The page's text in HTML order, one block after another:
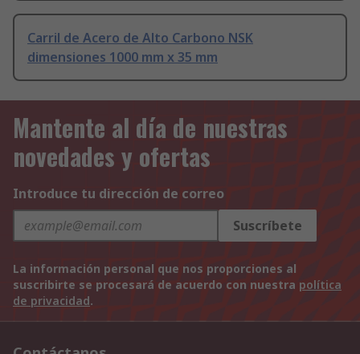
Carril de Acero de Alto Carbono NSK
dimensiones 1000 mm x 35 mm
Mantente al día de nuestras
novedades y ofertas
Introduce tu dirección de correo
Suscríbete
La información personal que nos proporciones al
suscribirte se procesará de acuerdo con nuestra política
de privacidad.